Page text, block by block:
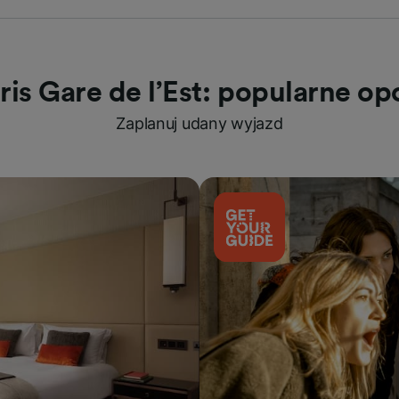
Gare de l’Est: popularne
Zaplanuj udany wyjazd